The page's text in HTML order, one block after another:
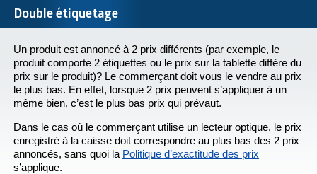
Double étiquetage
Un produit est annoncé à 2 prix différents (par exemple, le
produit comporte 2 étiquettes ou le prix sur la tablette diffère du
prix sur le produit)? Le commerçant doit vous le vendre au prix
le plus bas. En effet, lorsque 2 prix peuvent s’appliquer à un
même bien, c’est le plus bas prix qui prévaut.
Dans le cas où le commerçant utilise un lecteur optique, le prix
enregistré à la caisse doit correspondre au plus bas des 2 prix
annoncés, sans quoi la Politique d’exactitude des prix
s’applique.